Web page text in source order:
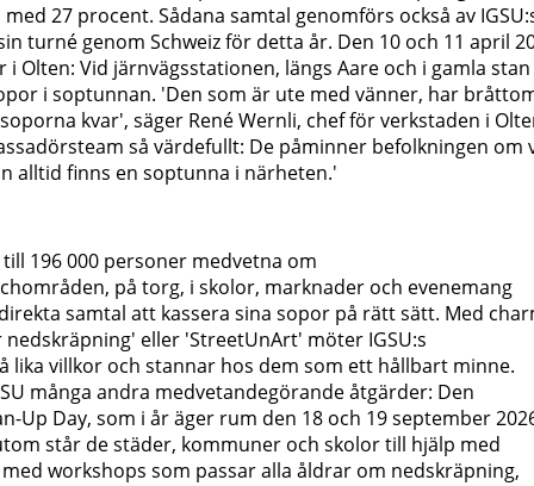
27 procent. Sådana samtal genomförs också av
turné genom Schweiz för detta år. Den 10 och 11 april
Olten: Vid järnvägsstationen, längs Aare och i gamla stan
i soptunnan. 'Den som är ute med vänner, har
kvar', säger René Wernli, chef för verkstaden i
så värdefullt: De påminner befolkningen om
alltid finns en soptunna i närheten.'
196 000 personer medvetna om
på torg, i skolor, marknader och evenemang
samtal att kassera sina sopor på rätt sätt. Med
eller 'StreetUnArt' möter IGSU:s
lika villkor och stannar hos dem som ett hållbart minne.
många andra medvetandegörande åtgärder: Den
Up Day, som i år äger rum den 18 och 19 september
står de städer, kommuner och skolor till hjälp med
workshops som passar alla åldrar om nedskräpning,